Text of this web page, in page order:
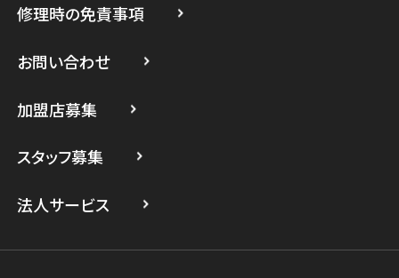
スマホスピタル 登戸・向ヶ丘遊園
スマホスピタル 武蔵小杉
スマホスピタル テルル上大岡
修理時の免責事項
お問い合わせ
加盟店募集
スタッフ募集
法人サービス